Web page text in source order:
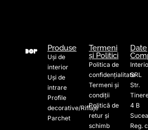
Produse
Uși de
interior
Uși de
intrare
Profile
decorative/Riflaje
Parchet
Termeni
și Politici
Politica de
confidențialitate
Termeni și
condiții
Politică de
retur și
schimb
Date
SRL
Str.
4 B
Reg.